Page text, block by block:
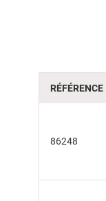
RÉFÉRENCE
86248